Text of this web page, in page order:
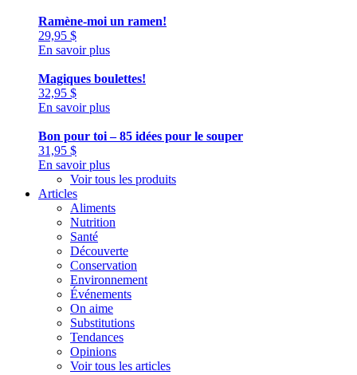
Ramène-moi un ramen!
29,95 $
En savoir plus
Magiques boulettes!
32,95 $
En savoir plus
Bon pour toi – 85 idées pour le souper
31,95 $
En savoir plus
Voir tous les produits
Articles
Aliments
Nutrition
Santé
Découverte
Conservation
Environnement
Événements
On aime
Substitutions
Tendances
Opinions
Voir tous les articles